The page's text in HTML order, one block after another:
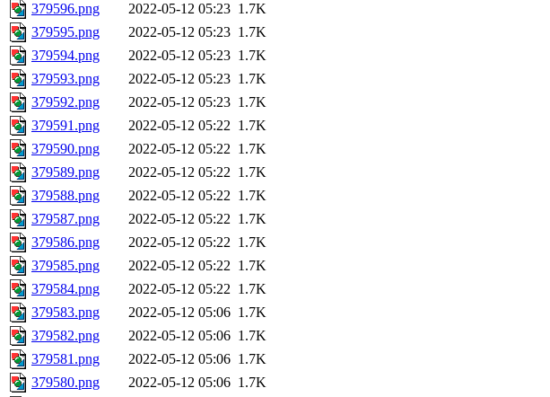
379596.png
2022-05-12 05:23 1.7K
379595.png
2022-05-12 05:23 1.7K
379594.png
2022-05-12 05:23 1.7K
379593.png
2022-05-12 05:23 1.7K
379592.png
2022-05-12 05:23 1.7K
379591.png
2022-05-12 05:22 1.7K
379590.png
2022-05-12 05:22 1.7K
379589.png
2022-05-12 05:22 1.7K
379588.png
2022-05-12 05:22 1.7K
379587.png
2022-05-12 05:22 1.7K
379586.png
2022-05-12 05:22 1.7K
379585.png
2022-05-12 05:22 1.7K
379584.png
2022-05-12 05:22 1.7K
379583.png
2022-05-12 05:06 1.7K
379582.png
2022-05-12 05:06 1.7K
379581.png
2022-05-12 05:06 1.7K
379580.png
2022-05-12 05:06 1.7K